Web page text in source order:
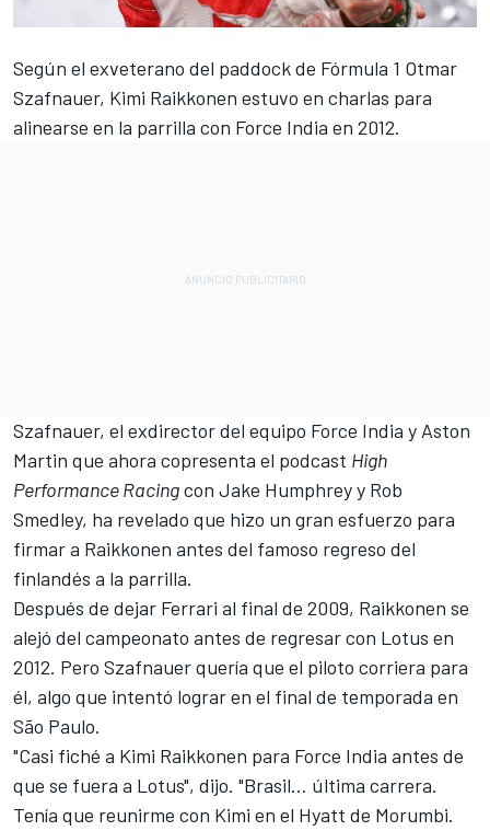
Según el exveterano del paddock de Fórmula 1 Otmar
Szafnauer, Kimi Raikkonen estuvo en charlas para
alinearse en la parrilla con Force India en 2012.
Szafnauer, el exdirector del equipo Force India y Aston
Martin que ahora copresenta el podcast High
Performance Racingcon Jake Humphrey y Rob
Smedley, ha revelado que hizo un gran esfuerzo para
firmar a Raikkonen antes del famoso regreso del
finlandés a la parrilla.
Después de dejar Ferrari al final de 2009, Raikkonen se
alejó del campeonato antes de regresar con Lotus en
2012. Pero Szafnauer quería que el piloto corriera para
él, algo que intentó lograr en el final de temporada en
São Paulo.
"Casi fiché a Kimi Raikkonen para Force India antes de
que se fuera a Lotus", dijo. "Brasil... última carrera.
Tenía que reunirme con Kimi en el Hyatt de Morumbi.